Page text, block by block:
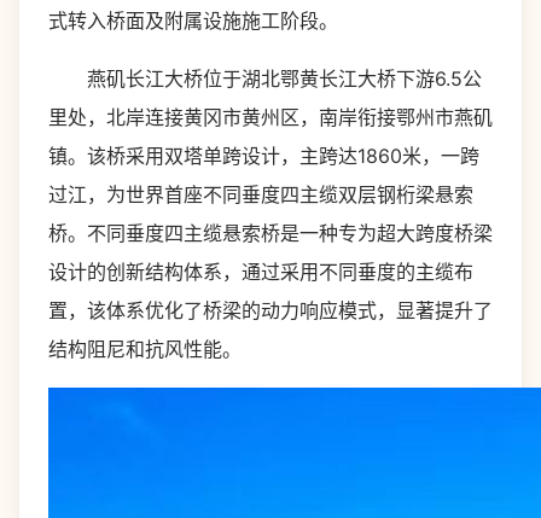
式转入桥面及附属设施施工阶段。
燕矶长江大桥位于湖北鄂黄长江大桥下游6.5公
里处，北岸连接黄冈市黄州区，南岸衔接鄂州市燕矶
镇。该桥采用双塔单跨设计，主跨达1860米，一跨
过江，为世界首座不同垂度四主缆双层钢桁梁悬索
桥。不同垂度四主缆悬索桥是一种专为超大跨度桥梁
设计的创新结构体系，通过采用不同垂度的主缆布
置，该体系优化了桥梁的动力响应模式，显著提升了
结构阻尼和抗风性能。